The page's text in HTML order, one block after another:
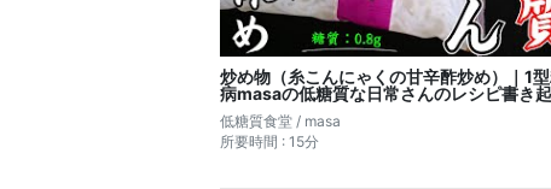
炒め物（糸こんにゃくの甘辛酢炒め）｜1
病masaの低糖質な日常さんのレシピ書き
低糖質食堂 / masa
所要時間 : 15分